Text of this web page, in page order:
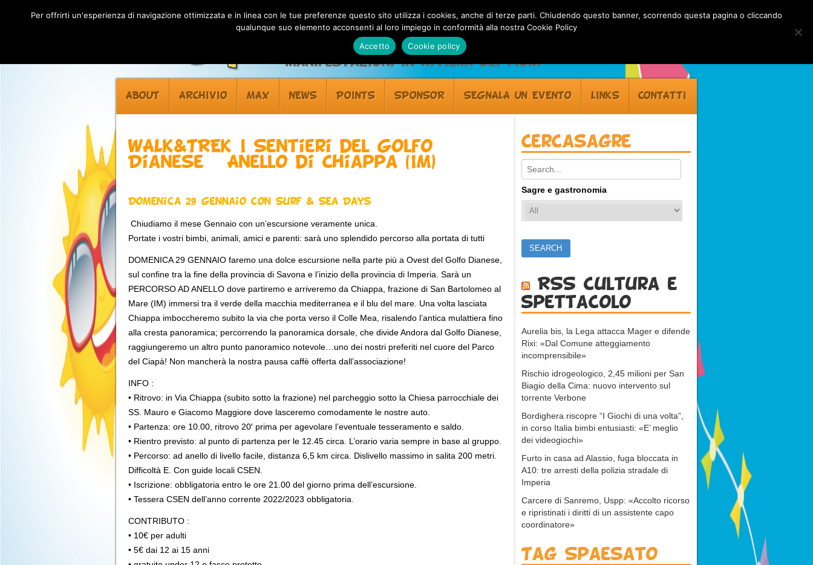
Manifestazioni in Riviera dei Fiori
ABOUT ARCHIVIO MAX NEWS POINTS SPONSOR SEGNALA UN EVENTO LINKS CONTATTI
WALK&TREK I Sentieri del Golfo
Dianese – Anello di Chiappa (IM)
Domenica 29 Gennaio con Surf & Sea Days
Chiudiamo il mese Gennaio con un’escursione veramente unica.
Portate i vostri bimbi, animali, amici e parenti: sarà uno splendido percorso alla portata di tutti
DOMENICA 29 GENNAIO faremo una dolce escursione nella parte più a Ovest del Golfo Dianese,
sul confine tra la fine della provincia di Savona e l’inizio della provincia di Imperia. Sarà un
PERCORSO AD ANELLO dove partiremo e arriveremo da Chiappa, frazione di San Bartolomeo al
Mare (IM) immersi tra il verde della macchia mediterranea e il blu del mare. Una volta lasciata
Chiappa imboccheremo subito la via che porta verso il Colle Mea, risalendo l’antica mulattiera fino
alla cresta panoramica; percorrendo la panoramica dorsale, che divide Andora dal Golfo Dianese,
raggiungeremo un altro punto panoramico notevole…uno dei nostri preferiti nel cuore del Parco
del Ciapà! Non mancherà la nostra pausa caffè offerta dall’associazione!
INFO :
• Ritrovo: in Via Chiappa (subito sotto la frazione) nel parcheggio sotto la Chiesa parrocchiale dei
SS. Mauro e Giacomo Maggiore dove lasceremo comodamente le nostre auto.
• Partenza: ore 10.00, ritrovo 20′ prima per agevolare l’eventuale tesseramento e saldo.
• Rientro previsto: al punto di partenza per le 12.45 circa. L’orario varia sempre in base al gruppo.
• Percorso: ad anello di livello facile, distanza 6,5 km circa. Dislivello massimo in salita 200 metri.
Difficoltà E. Con guide locali CSEN.
• Iscrizione: obbligatoria entro le ore 21.00 del giorno prima dell’escursione.
• Tessera CSEN dell’anno corrente 2022/2023 obbligatoria.
CONTRIBUTO :
• 10€ per adulti
• 5€ dai 12 ai 15 anni
Cercasagre
Search:
Sagre e gastronomia
RSS cultura e
spettacolo
Aurelia bis, la Lega attacca Mager e difende
Rixi: «Dal Comune atteggiamento
incomprensibile»
Rischio idrogeologico, 2,45 milioni per San
Biagio della Cima: nuovo intervento sul
torrente Verbone
Bordighera riscopre “I Giochi di una volta”,
in corso Italia bimbi entusiasti: «E’ meglio
dei videogiochi»
Furto in casa ad Alassio, fuga bloccata in
A10: tre arresti della polizia stradale di
Imperia
Carcere di Sanremo, Uspp: «Accolto ricorso
e ripristinati i diritti di un assistente capo
coordinatore»
Tag Spaesato
Per offrirti un'esperienza di navigazione ottimizzata e in linea con le tue preferenze questo sito utilizza i cookies, anche di terze parti. Chiudendo questo banner, scorrendo questa pagina o cliccando
qualunque suo elemento acconsenti al loro impiego in conformità alla nostra Cookie Policy
Accetto
Cookie policy